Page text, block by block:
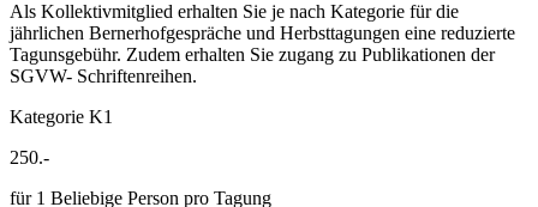
Als Kollektivmitglied erhalten Sie je nach Kategorie für die
jährlichen Bernerhofgespräche und Herbsttagungen eine reduzierte
Tagunsgebühr. Zudem erhalten Sie zugang zu Publikationen der
SGVW- Schriftenreihen.
Kategorie K1
250.-
für 1 Beliebige Person pro Tagung